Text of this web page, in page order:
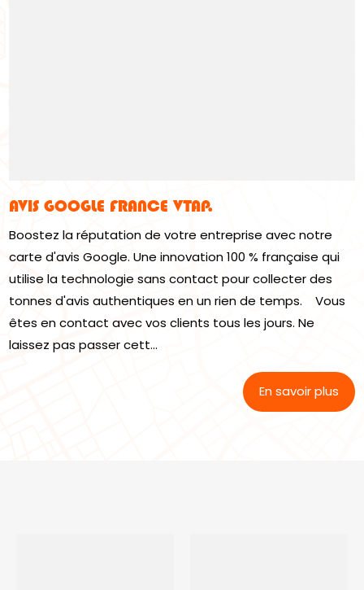
AVIS GOOGLE FRANCE VTAP.
Boostez la réputation de votre entreprise avec notre
carte d'avis Google. Une innovation 100 % française qui
utilise la technologie sans contact pour collecter des
tonnes d'avis authentiques en un rien de temps. Vous
êtes en contact avec vos clients tous les jours. Ne
laissez pas passer cett...
En savoir plus